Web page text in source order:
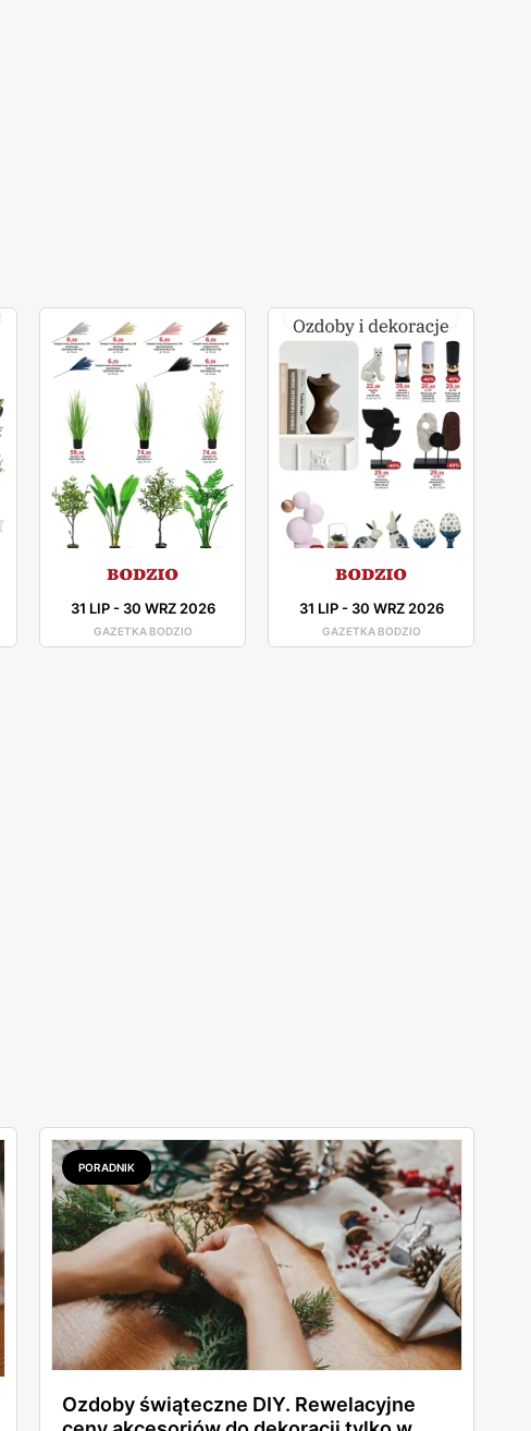
31 LIP- 30 WRZ 2026
GAZETKA BODZIO
31 LIP- 30 WRZ 2026
GAZETKA BODZIO
PORADNIK
Ozdoby świąteczne DIY. Rewelacyjne